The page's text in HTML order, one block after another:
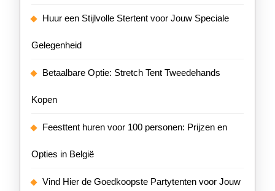
Huur een Stijlvolle Stertent voor Jouw Speciale
Gelegenheid
Betaalbare Optie: Stretch Tent Tweedehands
Kopen
Feesttent huren voor 100 personen: Prijzen en
Opties in België
Vind Hier de Goedkoopste Partytenten voor Jouw